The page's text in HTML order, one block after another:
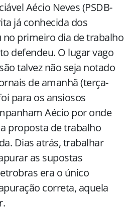
Aécio Neves (PSDB-
já conhecida dos
no primeiro dia de trabalho
defendeu. O lugar vago
talvez não seja notado
de amanhã (terça-
para os ansiosos
Aécio por onde
proposta de trabalho
Dias atrás, trabalhar
as supostas
era o único
correta, aquela